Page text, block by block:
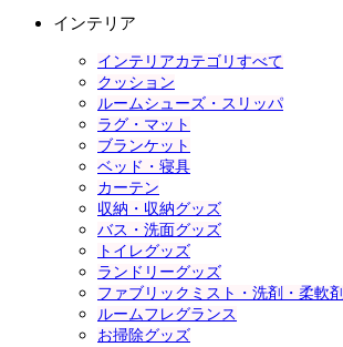
インテリア
インテリアカテゴリすべて
クッション
ルームシューズ・スリッパ
ラグ・マット
ブランケット
ベッド・寝具
カーテン
収納・収納グッズ
バス・洗面グッズ
トイレグッズ
ランドリーグッズ
ファブリックミスト・洗剤・柔軟剤
ルームフレグランス
お掃除グッズ